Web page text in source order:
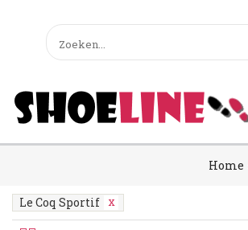
Home
Le Coq Sportif